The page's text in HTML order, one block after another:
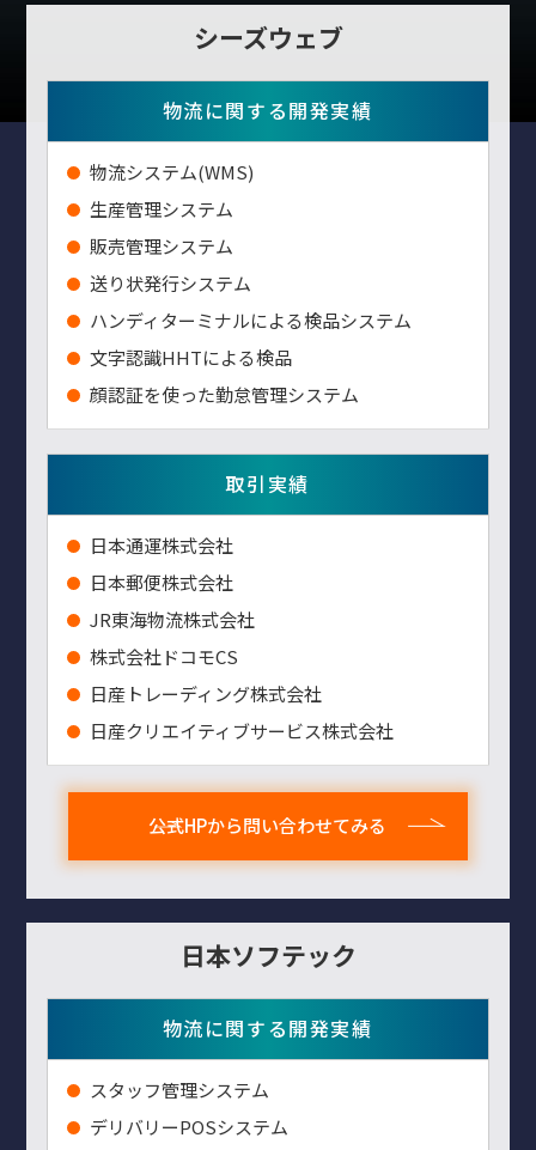
シーズウェブ
物流に関する開発実績
物流システム(WMS)
生産管理システム
販売管理システム
送り状発行システム
ハンディターミナルによる検品システム
⽂字認識HHTによる検品
顔認証を使った勤怠管理システム
取引実績
⽇本通運株式会社
⽇本郵便株式会社
JR東海物流株式会社
株式会社ドコモCS
日産トレーディング株式会社
日産クリエイティブサービス株式会社
公式HPから問い合わせてみる
日本ソフテック
物流に関する開発実績
スタッフ管理システム
デリバリーPOSシステム